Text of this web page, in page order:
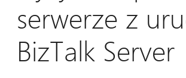
serwerze z
BizTalk Server